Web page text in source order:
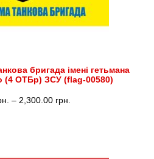
бригада імені гетьмана
(4 ОТБр) ЗСУ (flag-00580)
– 2,300.00 грн.